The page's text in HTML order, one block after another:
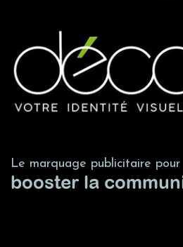
Le marquage publicitaire pour
booster la